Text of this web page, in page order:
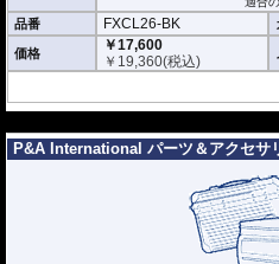
品番 FXCL26-BK
価格
￥17,600
￥ 19,360(税込)
P&A International パーツ＆アクセサ